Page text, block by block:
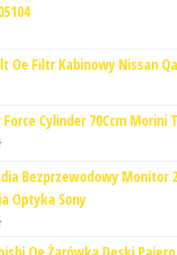
Oe Filtr Kabinowy Nissan
Cylinder 70Ccm Morini
Bezprzewodowy Monitor
Optyka Sony